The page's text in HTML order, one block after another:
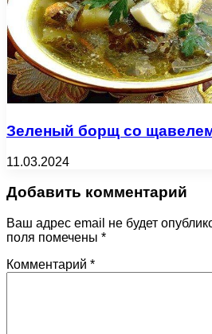
Зеленый борщ со
11.03.2024
Добавить комментарий
Ваш адрес email не будет
поля помечены *
Комментарий *